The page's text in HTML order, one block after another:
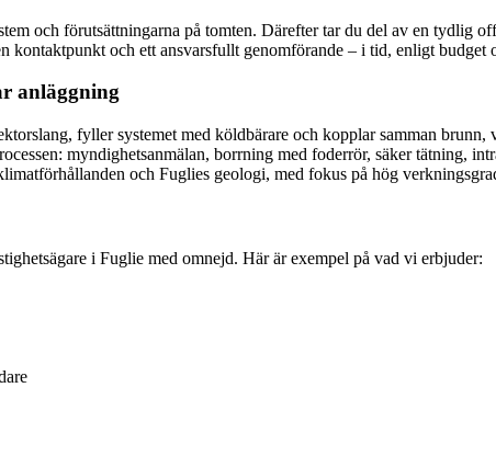
och förutsättningarna på tomten. Därefter tar du del av en tydlig
och ett ansvarsfullt genomförande – i tid, enligt budget
anläggning
fyller systemet med köldbärare och kopplar samman
myndighetsanmälan, borrning med foderrör, säker tätning,
och Fuglies geologi, med fokus på hög
i Fuglie med omnejd. Här är exempel på vad vi erbjuder: